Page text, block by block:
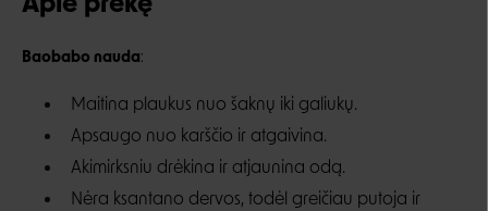
Apie prekę
Baobabo nauda:
Maitina plaukus nuo šaknų iki galiukų.
Apsaugo nuo karščio ir atgaivina.
Akimirksniu drėkina ir atjaunina odą.
Nėra ksantano dervos, todėl greičiau putoja ir